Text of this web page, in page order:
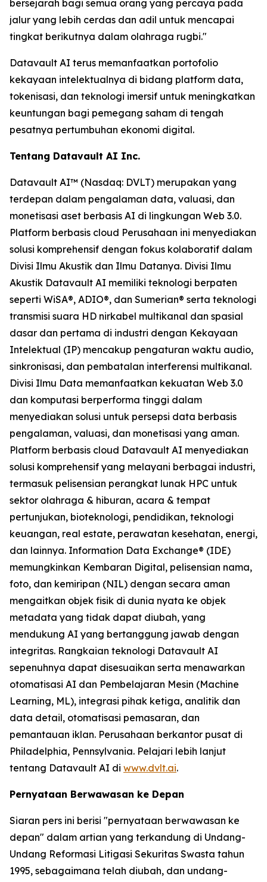
bersejarah bagi semua orang yang percaya pada
jalur yang lebih cerdas dan adil untuk mencapai
tingkat berikutnya dalam olahraga rugbi."
Datavault AI terus memanfaatkan portofolio
kekayaan intelektualnya di bidang platform data,
tokenisasi, dan teknologi imersif untuk meningkatkan
keuntungan bagi pemegang saham di tengah
pesatnya pertumbuhan ekonomi digital.
Tentang Datavault AI Inc.
Datavault AI™ (Nasdaq: DVLT) merupakan yang
terdepan dalam pengalaman data, valuasi, dan
monetisasi aset berbasis AI di lingkungan Web 3.0.
Platform berbasis cloud Perusahaan ini menyediakan
solusi komprehensif dengan fokus kolaboratif dalam
Divisi Ilmu Akustik dan Ilmu Datanya. Divisi Ilmu
Akustik Datavault AI memiliki teknologi berpaten
seperti WiSA®, ADIO®, dan Sumerian® serta teknologi
transmisi suara HD nirkabel multikanal dan spasial
dasar dan pertama di industri dengan Kekayaan
Intelektual (IP) mencakup pengaturan waktu audio,
sinkronisasi, dan pembatalan interferensi multikanal.
Divisi Ilmu Data memanfaatkan kekuatan Web 3.0
dan komputasi berperforma tinggi dalam
menyediakan solusi untuk persepsi data berbasis
pengalaman, valuasi, dan monetisasi yang aman.
Platform berbasis cloud Datavault AI menyediakan
solusi komprehensif yang melayani berbagai industri,
termasuk pelisensian perangkat lunak HPC untuk
sektor olahraga & hiburan, acara & tempat
pertunjukan, bioteknologi, pendidikan, teknologi
keuangan, real estate, perawatan kesehatan, energi,
dan lainnya. Information Data Exchange® (IDE)
memungkinkan Kembaran Digital, pelisensian nama,
foto, dan kemiripan (NIL) dengan secara aman
mengaitkan objek fisik di dunia nyata ke objek
metadata yang tidak dapat diubah, yang
mendukung AI yang bertanggung jawab dengan
integritas. Rangkaian teknologi Datavault AI
sepenuhnya dapat disesuaikan serta menawarkan
otomatisasi AI dan Pembelajaran Mesin (Machine
Learning, ML), integrasi pihak ketiga, analitik dan
data detail, otomatisasi pemasaran, dan
pemantauan iklan. Perusahaan berkantor pusat di
Philadelphia, Pennsylvania. Pelajari lebih lanjut
tentang Datavault AI di www.dvlt.ai.
Pernyataan Berwawasan ke Depan
Siaran pers ini berisi "pernyataan berwawasan ke
depan" dalam artian yang terkandung di Undang-
Undang Reformasi Litigasi Sekuritas Swasta tahun
1995, sebagaimana telah diubah, dan undang-